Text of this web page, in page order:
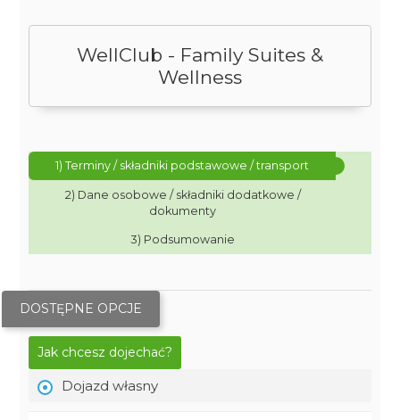
WellClub - Family Suites &
Wellness
1) Terminy / składniki podstawowe / transport
2) Dane osobowe / składniki dodatkowe /
dokumenty
3) Podsumowanie
DOSTĘPNE OPCJE
Jak chcesz dojechać?
Dojazd własny